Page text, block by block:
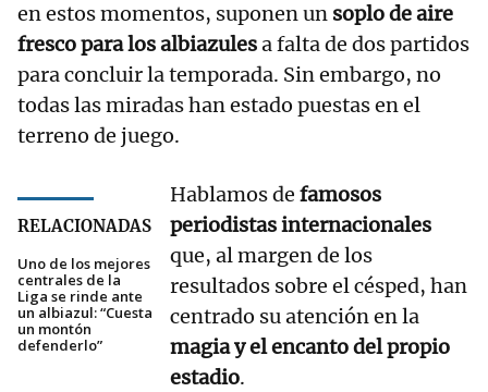
en estos momentos, suponen un soplo de aire
fresco para los albiazulesa falta de dos partidos
para concluir la temporada. Sin embargo, no
todas las miradas han estado puestas en el
terreno de juego.
RELACIONADAS
Uno de los mejores
centrales de la
Liga se rinde ante
un albiazul: “Cuesta
un montón
defenderlo”
Hablamos de famosos
periodistas internacionales
que, al margen de los
resultados sobre el césped, han
centrado su atención en la
magia y el encanto del propio
estadio.